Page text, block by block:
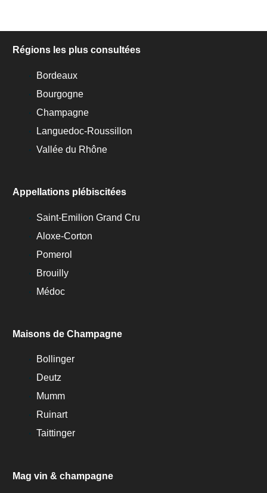
Régions les plus consultées
Bordeaux
Bourgogne
Champagne
Languedoc-Roussillon
Vallée du Rhône
Appellations plébiscitées
Saint-Emilion Grand Cru
Aloxe-Corton
Pomerol
Brouilly
Médoc
Maisons de Champagne
Bollinger
Deutz
Mumm
Ruinart
Taittinger
Mag vin & champagne